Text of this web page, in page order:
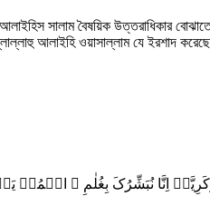
আলাইহিস সালাম বৈষয়িক উত্তরাধিকার
আলাইহি ওয়াসাল্লাম যে ইরশাদ
اِنَّا نُبَشِّرُکَ بِغُلٰمِ